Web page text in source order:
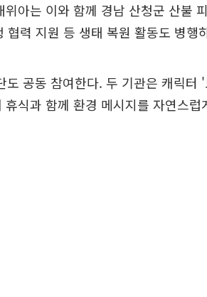
아는 이와 함께 경남 산청군 산불
력 지원 등 생태 복원 활동도 병행
도 공동 참여한다. 두 기관은 캐릭터
식과 함께 환경 메시지를 자연스럽